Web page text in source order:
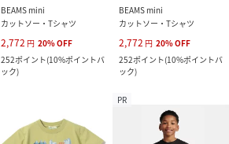
BEAMS mini
カットソー・Tシャツ
2,772 円 20%OFF
252ポイント(10%ポイントバ
ック)
BEAMS mini
カットソー・Tシャツ
2,772 円 20%OFF
252ポイント(10%ポイントバ
ック)
PR